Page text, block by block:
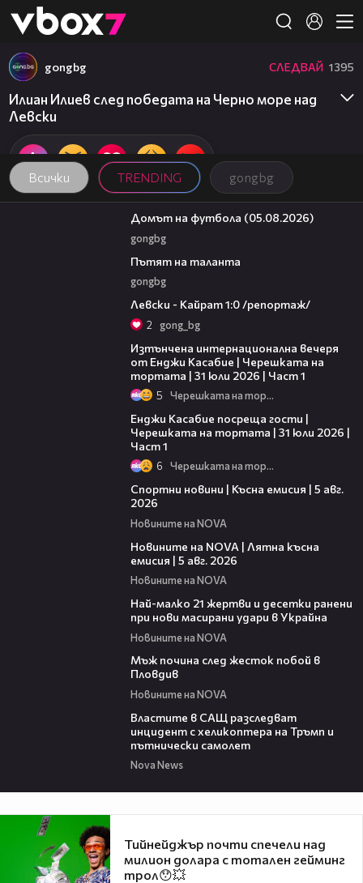
👾
Всички TRENDING gongbg
gongbg СЛЕДВАЙ 1395
Илиан Илиев след победата на Черно море над
Левски
57:58
Домът на футбола (05.08.2026)
gongbg
Пътят на таланта
gongbg
Левски - Кайрат 1:0 /репортаж/
2 gong_bg
Изтънчена интернационална вечеря
от Енджи Касабие | Черешката на
тортата | 31 юли 2026 | Част 1
5 Черешката на тортата
Енджи Касабие посреща гости |
Черешката на тортата | 31 юли 2026 |
Част 1
6 Черешката на тортата
Спортни новини | Късна емисия | 5 авг.
2026
Новините на NOVA
Новините на NOVA | Лятна късна
емисия | 5 авг. 2026
Новините на NOVA
Най-малко 21 жертви и десетки ранени
при нови масирани удари в Украйна
Новините на NOVA
Мъж почина след жесток побой в
Пловдив
Новините на NOVA
Властите в САЩ разследват
инцидент с хеликоптера на Тръмп и
пътнически самолет
Nova News
Тийнейджър почти спечели над
милион долара с тотален гейминг
трол😯💥